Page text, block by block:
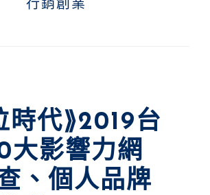
時代⟫2019台
大影響力網
、個人品牌